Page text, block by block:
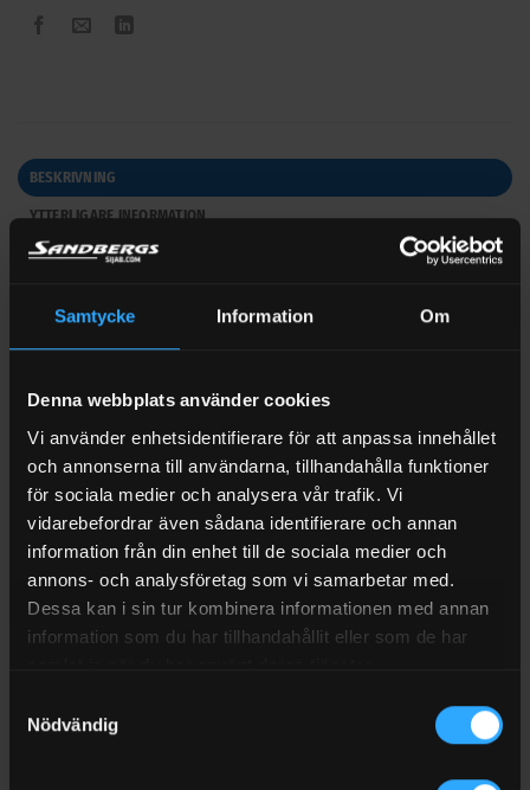
Samtycke Information Om
Denna webbplats använder cookies
Vi använder enhetsidentifierare för att anpassa innehållet
och annonserna till användarna, tillhandahålla funktioner
för sociala medier och analysera vår trafik. Vi
vidarebefordrar även sådana identifierare och annan
information från din enhet till de sociala medier och
annons- och analysföretag som vi samarbetar med.
Dessa kan i sin tur kombinera informationen med annan
information som du har tillhandahållit eller som de har
Nödvändig
BESKRIVNING
YTTERLIGARE INFORMATION
VARUMÄRKE
FRAKT
Patronfilter med genomskinlig behållare och löstagbar
innerpatron. Filtersatsen kan monteras på pumpens ut eller
inlopp.
Dessa finns med vattenabsorberande patroner. Mängden
föroreningar eller vatten som finns är omedelbart synliga i
den genomskinliga behållaren.
Eventuellt vatten eller föroreningar rensas ut via ventilen i
botten av behållaren.